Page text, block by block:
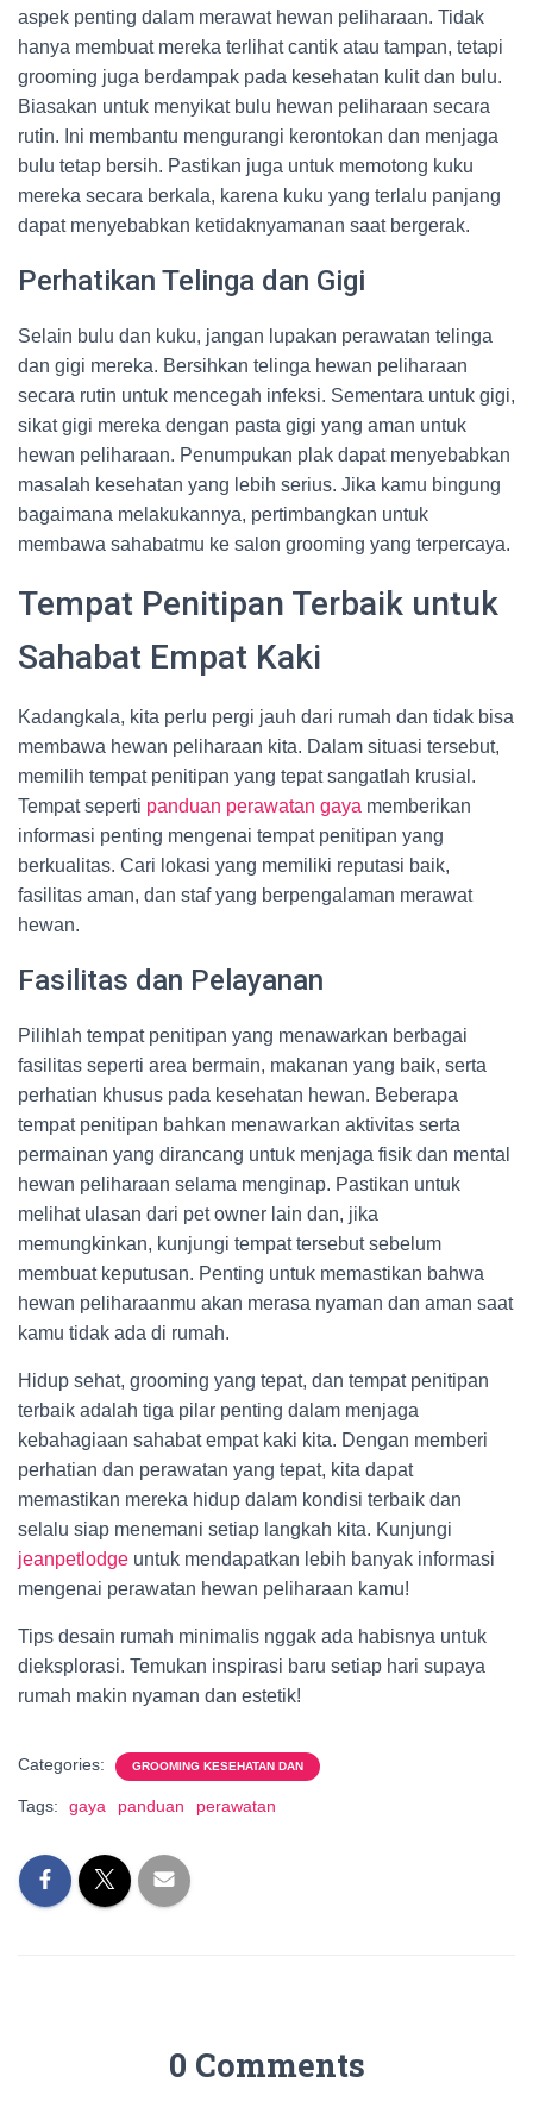
aspek penting dalam merawat hewan peliharaan. Tidak
hanya membuat mereka terlihat cantik atau tampan, tetapi
grooming juga berdampak pada kesehatan kulit dan bulu.
Biasakan untuk menyikat bulu hewan peliharaan secara
rutin. Ini membantu mengurangi kerontokan dan menjaga
bulu tetap bersih. Pastikan juga untuk memotong kuku
mereka secara berkala, karena kuku yang terlalu panjang
dapat menyebabkan ketidaknyamanan saat bergerak.
Perhatikan Telinga dan Gigi
Selain bulu dan kuku, jangan lupakan perawatan telinga
dan gigi mereka. Bersihkan telinga hewan peliharaan
secara rutin untuk mencegah infeksi. Sementara untuk gigi,
sikat gigi mereka dengan pasta gigi yang aman untuk
hewan peliharaan. Penumpukan plak dapat menyebabkan
masalah kesehatan yang lebih serius. Jika kamu bingung
bagaimana melakukannya, pertimbangkan untuk
membawa sahabatmu ke salon grooming yang terpercaya.
Tempat Penitipan Terbaik untuk
Sahabat Empat Kaki
Kadangkala, kita perlu pergi jauh dari rumah dan tidak bisa
membawa hewan peliharaan kita. Dalam situasi tersebut,
memilih tempat penitipan yang tepat sangatlah krusial.
Tempat seperti panduan perawatan gaya memberikan
informasi penting mengenai tempat penitipan yang
berkualitas. Cari lokasi yang memiliki reputasi baik,
fasilitas aman, dan staf yang berpengalaman merawat
hewan.
Fasilitas dan Pelayanan
Pilihlah tempat penitipan yang menawarkan berbagai
fasilitas seperti area bermain, makanan yang baik, serta
perhatian khusus pada kesehatan hewan. Beberapa
tempat penitipan bahkan menawarkan aktivitas serta
permainan yang dirancang untuk menjaga fisik dan mental
hewan peliharaan selama menginap. Pastikan untuk
melihat ulasan dari pet owner lain dan, jika
memungkinkan, kunjungi tempat tersebut sebelum
membuat keputusan. Penting untuk memastikan bahwa
hewan peliharaanmu akan merasa nyaman dan aman saat
kamu tidak ada di rumah.
Hidup sehat, grooming yang tepat, dan tempat penitipan
terbaik adalah tiga pilar penting dalam menjaga
kebahagiaan sahabat empat kaki kita. Dengan memberi
perhatian dan perawatan yang tepat, kita dapat
memastikan mereka hidup dalam kondisi terbaik dan
selalu siap menemani setiap langkah kita. Kunjungi
jeanpetlodge untuk mendapatkan lebih banyak informasi
mengenai perawatan hewan peliharaan kamu!
Tips desain rumah minimalis nggak ada habisnya untuk
dieksplorasi. Temukan inspirasi baru setiap hari supaya
rumah makin nyaman dan estetik!
Categories: GROOMING KESEHATAN DAN
Tags: gaya panduan perawatan
0 Comments